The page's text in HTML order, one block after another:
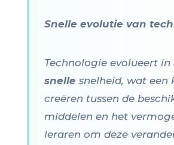
Snelle evolutie van
Technologie evolueert in
snelle snelheid, wat een
creëren tussen de
middelen en het
leraren om deze